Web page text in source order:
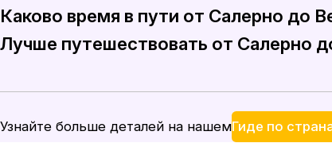
Расстояние, пройденное поездом от Салерно до
Каково время в пути от Салерно до
Поездка на поезде от Салерно до Венеции обычно
Лучше путешествовать от Салерно
Узнайте больше деталей на нашемГиде по